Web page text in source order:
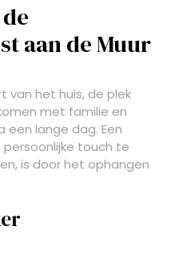
aan de Muur
van het huis, de plek
met familie en
een lange dag. Een
touch te
is door het ophangen